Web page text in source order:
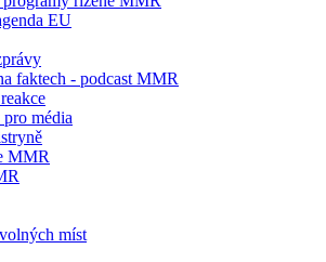
EU
faktech - podcast MMR
média
MMR
míst